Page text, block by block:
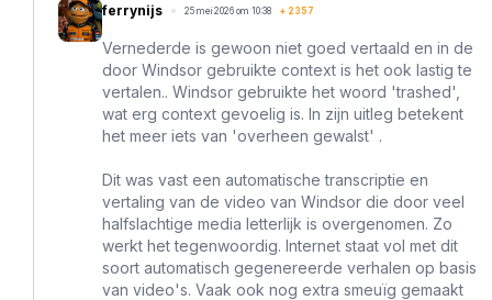
ferrynijs 25 mei 2026 om 10:38 + 2357
Vernederde is gewoon niet goed vertaald en in de
door Windsor gebruikte context is het ook lastig te
vertalen.. Windsor gebruikte het woord 'trashed',
wat erg context gevoelig is. In zijn uitleg betekent
het meer iets van 'overheen gewalst' .
Dit was vast een automatische transcriptie en
vertaling van de video van Windsor die door veel
halfslachtige media letterlijk is overgenomen. Zo
werkt het tegenwoordig. Internet staat vol met dit
soort automatisch gegenereerde verhalen op basis
van video's. Vaak ook nog extra smeuïg gemaakt